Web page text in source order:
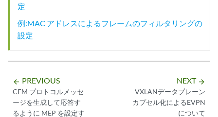
定
例:MAC アドレスによるフレームのフィルタリングの
設定
arrow_backward PREVIOUS
CFM プロトコルメッセ
ージを生成して応答す
るように MEP を設定す
NEXT arrow_forward
VXLANデータプレーン
カプセル化によるEVPN
について